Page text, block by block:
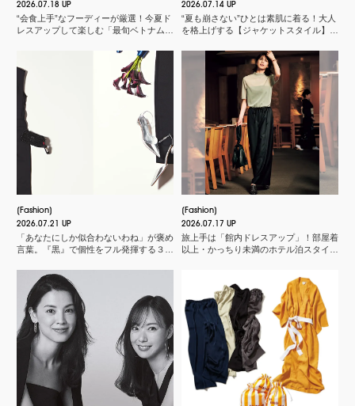
2026.07.18 UP
“会食上手”なフーディーが厳選！今夏ド
レスアップして楽しむ「最旬ベトナム料
2026.07.14 UP
“夏も崩さない”ひとは素肌に着る！大人
を格上げする【ジャケットスタイル】厳
Fashion
2026.07.21 UP
「あなたにしか似合わないわね」が褒め
言葉。『黒』で個性をフル発揮する３つ
Fashion
2026.07.17 UP
旅上手は「館内ドレスアップ」！部屋着
以上・かっちり未満のホテル泊スタイル